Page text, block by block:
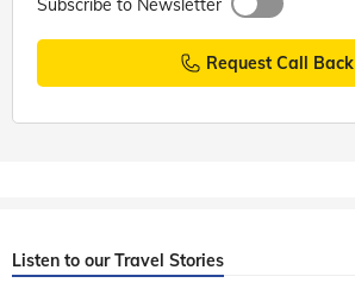
Subscribe to Newsletter
Request Call Back
Listen to our Travel Stories